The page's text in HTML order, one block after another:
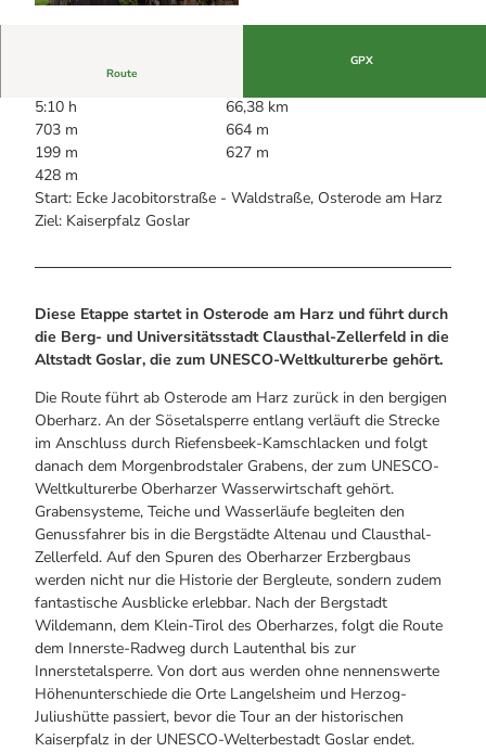
Bogenschiessen in Hohegeiss
Noch lange nicht Schicht im Schacht
Wanderführer Jörg Kühnhold
Route
GPX
5:10 h
66,38 km
703 m
664 m
199 m
627 m
428 m
Start: Ecke Jacobitorstraße - Waldstraße, Osterode am Harz
Ziel: Kaiserpfalz Goslar
Diese Etappe startet in Osterode am Harz und führt durch
die Berg- und Universitätsstadt Clausthal-Zellerfeld in die
Altstadt Goslar, die zum UNESCO-Weltkulturerbe gehört.
Die Route führt ab Osterode am Harz zurück in den bergigen
Oberharz. An der Sösetalsperre entlang verläuft die Strecke
im Anschluss durch Riefensbeek-Kamschlacken und folgt
danach dem Morgenbrodstaler Grabens, der zum UNESCO-
Weltkulturerbe Oberharzer Wasserwirtschaft gehört.
Grabensysteme, Teiche und Wasserläufe begleiten den
Genussfahrer bis in die Bergstädte Altenau und Clausthal-
Zellerfeld. Auf den Spuren des Oberharzer Erzbergbaus
werden nicht nur die Historie der Bergleute, sondern zudem
fantastische Ausblicke erlebbar. Nach der Bergstadt
Wildemann, dem Klein-Tirol des Oberharzes, folgt die Route
dem Innerste-Radweg durch Lautenthal bis zur
Innerstetalsperre. Von dort aus werden ohne nennenswerte
Höhenunterschiede die Orte Langelsheim und Herzog-
Juliushütte passiert, bevor die Tour an der historischen
Kaiserpfalz in der UNESCO-Welterbestadt Goslar endet.